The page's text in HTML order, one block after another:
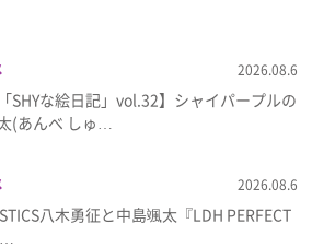
2026.08.6
「SHYな絵日記」vol.32】シャイパープルの
(あんべ しゅ…
2026.08.6
八木勇征と中島颯太『LDH PERFECT